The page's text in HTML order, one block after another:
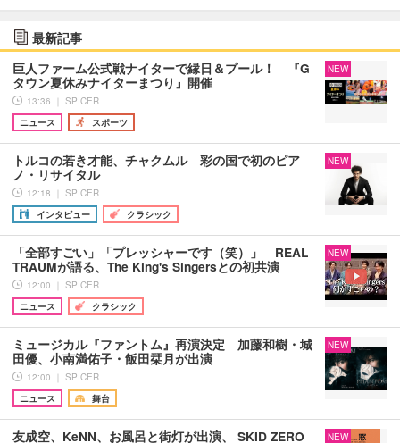
最新記事
巨人ファーム公式戦ナイターで縁日＆プール！ 『G
タウン夏休みナイターまつり』開催
13:36 ｜ SPICER
ニュース
スポーツ
NEW
トルコの若き才能、チャクムル 彩の国で初のピア
ノ・リサイタル
12:18 ｜ SPICER
インタビュー
クラシック
NEW
「全部すごい」「プレッシャーです（笑）」 REAL
TRAUMが語る、The King's Singersとの初共演
12:00 ｜ SPICER
ニュース
クラシック
NEW
ミュージカル『ファントム』再演決定 加藤和樹・城
田優、小南満佑子・飯田栞月が出演
12:00 ｜ SPICER
ニュース
舞台
NEW
友成空、KeNN、お風呂と街灯が出演、 SKID ZERO
NEW